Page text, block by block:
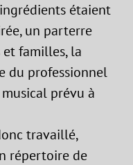
étaient
un parterre
familles, la
du professionnel
prévu à
travaillé,
répertoire de